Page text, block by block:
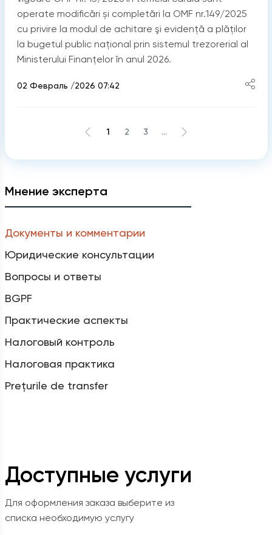
Мнение эксперта
Документы и комментарии
Юридические консультации
Вопросы и ответы
BGPF
Практические аспекты
Налоговый контроль
Налоговая практика
Prețurile de transfer
Доступные услуги
Для оформления заказа выберите из
списка необходимую услугу
operate modificări și completări la OMF nr.149/2025
cu privire la modul de achitare şi evidenţă a plăților
la bugetul public naţional prin sistemul trezorerial al
Ministerului Finanţelor în anul 2026.
02 Февраль /2026 07:42
1 2 3 ...